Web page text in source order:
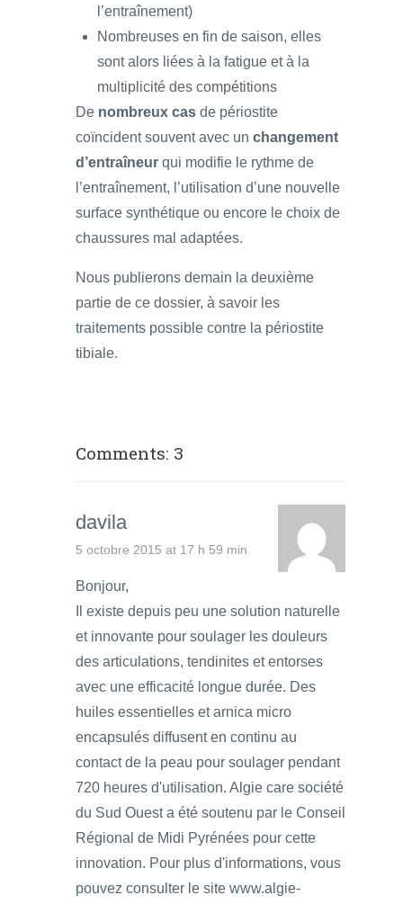
l’entraînement)
Nombreuses en fin de saison, elles
sont alors liées à la fatigue et à la
multiplicité des compétitions
De nombreux cas de périostite
coïncident souvent avec un changement
d’entraîneur qui modifie le rythme de
l’entraînement, l’utilisation d’une nouvelle
surface synthétique ou encore le choix de
chaussures mal adaptées.
Nous publierons demain la deuxième
partie de ce dossier, à savoir les
traitements possible contre la périostite
tibiale.
Comments: 3
davila
5 octobre 2015 at 17 h 59 min
Bonjour,
Il existe depuis peu une solution naturelle
et innovante pour soulager les douleurs
des articulations, tendinites et entorses
avec une efficacité longue durée. Des
huiles essentielles et arnica micro
encapsulés diffusent en continu au
contact de la peau pour soulager pendant
720 heures d'utilisation. Algie care société
du Sud Ouest a été soutenu par le Conseil
Régional de Midi Pyrénées pour cette
innovation. Pour plus d'informations, vous
pouvez consulter le site www.algie-